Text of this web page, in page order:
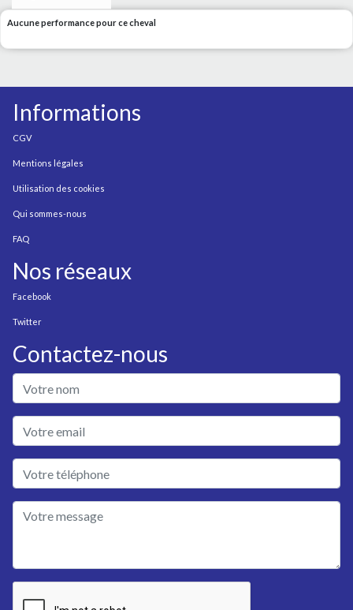
Aucune performance pour ce cheval
Informations
CGV
Mentions légales
Utilisation des cookies
Qui sommes-nous
FAQ
Nos réseaux
Facebook
Twitter
Contactez-nous